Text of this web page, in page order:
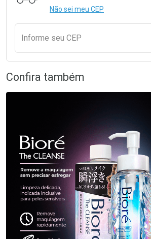
Não sei meu CEP
Informe seu CEP
Confira também